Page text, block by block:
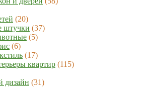
(20)
штучки (37)
(5)
(6)
(17)
квартир (115)
дизайн (31)